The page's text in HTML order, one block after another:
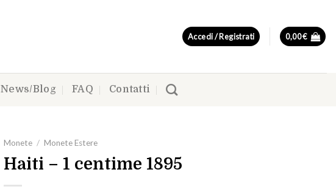
Accedi / Registrati 0,00€
News/Blog FAQ Contatti
Monete / Monete Estere
Haiti – 1 centime 1895